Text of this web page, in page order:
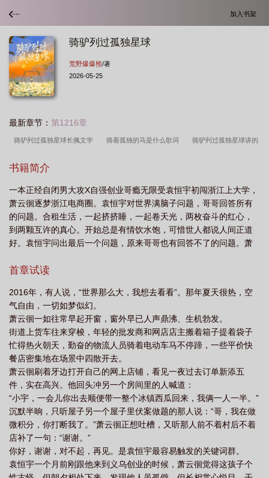
加入书架
骑驴列过孤独星球
荒野爆爆熊/著
2026-05-25
最新章节： 第1216章
骑驴列过孤独星球长佩文学 骑着孤独的马是什么歌词 骑驴列过孤独星球讲的
歌 骑驴列过孤独星球txt
的吗 骑驴列过孤独星球全文阅读 骑着孤独的马歌曲
书籍简介
一本正经自闭男大攻X自强创业哥瘾无限受袁恒宇初闯浙江上大学，
萧云徊逐梦浙江电商圈。袁恒宇对世界满脑子问题，哥哥回答所有
的问题。合租生活，一起挤挤睡，一起卷天光，两枚奋斗的红心，
到两颗互许的真心。开始总是有情饮水饱，可惜世人都说人间正道
好。袁恒宇问出最后一个问题，原来哥哥也有回答不了的问题。萧
总，袁恒宇升级学术界新星。蓄谋已久，两人成为繁星电商园最隐
条单身狗。袁恒宇：想再成为我的男朋友必须回答我的问题。萧云
徊：我想再成为你的男朋友但我回答不出你的问题！直到懵懂小孩
坚定地长大，带刺少年终放下逞强，再一次拥抱，不再独自掉眼
泪，携手治愈这世界。你知道吗？所有问你的问题，都包含着我的
答案。食用指南：现实向市井童话。出场攻18岁，受24岁，时间跨
度8年。双C，谈恋爱和搞事业并行，攻受事业心都超强。下卷攻会
长大，年下狗狗会变成很难糊弄的孤狼。上卷是热血打拼出租屋文
学，下卷是共建家园县城文学。
首章试读
2016年，有人说，“世界那么大，我想去看看”。那年夏天很热，空
气自由，一切如梦似幻。
萧云徊一如往常早起开窗，窗外早已人声鼎沸、生机勃发。
街道上货车往来穿梭，年轻的批发商和网店店主搬着箱子提着袋子
忙得热火朝天，勤奋的物流人员骑着电动车马不停蹄，一些平价快
餐店密集地在场景中四散开去。
萧云徊刷着牙边打开自己的网上店铺，看见一夜过去订单新添五
件，实在高兴。他回头冲另一个房间里的人喊道：
“小宇，一会儿你出去顺便带一整个冰镇西瓜回来，我俩一人一半。”
沉默半晌，只听屋子另一个屋子里伏案做题的那人说：“哥，我在做
微积分，你打断我了。”萧云徊正想吐槽，又听那人前不着村后不着
店补了一句：“谢谢。”
你好，谢谢，对不起，再见。是袁恒宇最容易触发的关键词群。
袁恒宇一个月前刚跟他来到义乌创业的时候，萧云徊觉得这孩子个